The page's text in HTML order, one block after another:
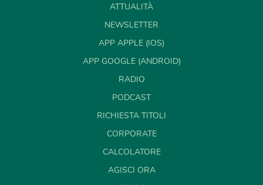
ATTUALITÀ
NEWSLETTER
APP APPLE (IOS)
APP GOOGLE (ANDROID)
RADIO
PODCAST
RICHIESTA TITOLI
CORPORATE
CALCOLATORE
AGISCI ORA